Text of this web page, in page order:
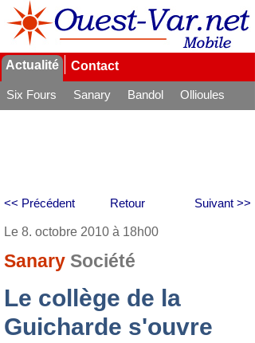
Actualité Contact
Six Fours Sanary Bandol
Ollioules
Retour
<< Précédent Suivant >>
Le 8. octobre 2010 à 18h00
Sanary Société
Le collège de la
Guicharde s'ouvre